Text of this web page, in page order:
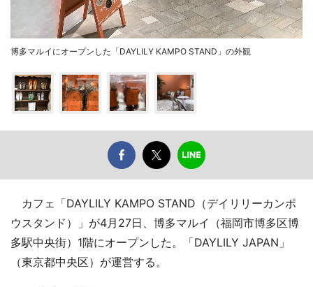
博多マルイにオープンした「DAYLILY KAMPO STAND」の外観
カフェ「DAYLILY KAMPO STAND（デイリリーカンポ
ウスタンド）」が4月27日、博多マルイ（福岡市博多区博
多駅中央街）1階にオープンした。「DAYLILY JAPAN」
（東京都中央区）が運営する。